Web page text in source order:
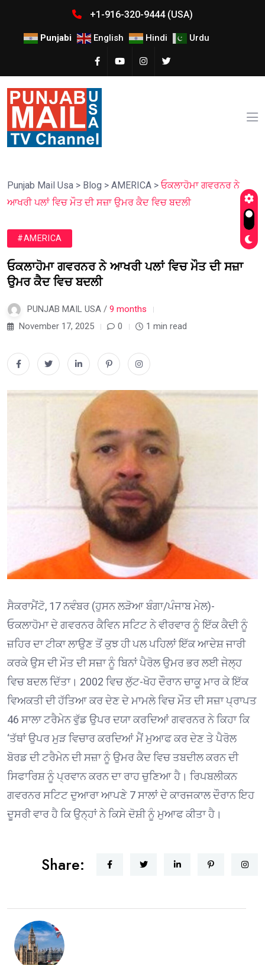
+1-916-320-9444 (USA)
Punjabi English Hindi Urdu
Punjab Mail Usa > Blog > AMERICA > ਓਕਲਾਹੋਮਾ ਗਵਰਨਰ ਨੇ
ਆਖਰੀ ਪਲਾਂ ਵਿਚ ਮੌਤ ਦੀ ਸਜ਼ਾ ਉਮਰ ਕੈਦ ਵਿਚ ਬਦਲੀ
#AMERICA
ਓਕਲਾਹੋਮਾ ਗਵਰਨਰ ਨੇ ਆਖਰੀ ਪਲਾਂ ਵਿਚ ਮੌਤ ਦੀ ਸਜ਼ਾ
ਉਮਰ ਕੈਦ ਵਿਚ ਬਦਲੀ
PUNJAB MAIL USA / 9 months
November 17, 2025
0 1 min read
ਸੈਕਰਾਮੈਂਟੋ, 17 ਨਵੰਬਰ (ਹੁਸਨ ਲੜੋਆ ਬੰਗਾ/ਪੰਜਾਬ ਮੇਲ)-
ਓਕਲਾਹੋਮਾ ਦੇ ਗਵਰਨਰ ਕੈਵਿਨ ਸਟਿਟ ਨੇ ਵੀਰਵਾਰ ਨੂੰ ਇੱਕ ਕੈਦੀ ਨੂੰ
ਜ਼ਹਿਰ ਦਾ ਟੀਕਾ ਲਾਉਣ ਤੋਂ ਕੁਝ ਹੀ ਪਲ ਪਹਿਲਾਂ ਇੱਕ ਆਦੇਸ਼ ਜਾਰੀ
ਕਰਕੇ ਉਸ ਦੀ ਮੌਤ ਦੀ ਸਜ਼ਾ ਨੂੰ ਬਿਨਾਂ ਪੈਰੋਲ ਉਮਰ ਭਰ ਲਈ ਜੇਲ੍ਹ
ਵਿਚ ਬਦਲ ਦਿੱਤਾ। 2002 ਵਿਚ ਲੁੱਟ-ਖੋਹ ਦੌਰਾਨ ਚਾਕੂ ਮਾਰ ਕੇ ਇੱਕ
ਵਿਅਕਤੀ ਦੀ ਹੱਤਿਆ ਕਰ ਦੇਣ ਦੇ ਮਾਮਲੇ ਵਿਚ ਮੌਤ ਦੀ ਸਜ਼ਾ ਪ੍ਰਾਪਤ
46 ਸਾਲਾ ਟਰੈਮੇਨ ਵੁੱਡ ਉਪਰ ਦਯਾ ਕਰਦਿਆਂ ਗਵਰਨਰ ਨੇ ਕਿਹਾ ਕਿ
‘ਤੱਥਾਂ ਉਪਰ ਮੁੜ ਵਿਚਾਰ ਕਰਦਿਆਂ ਮੈਂ ਮੁਆਫ ਕਰ ਦੇਣ ਤੇ ਪੈਰੋਲ
ਬੋਰਡ ਦੀ ਟਰੈਮੇਨ ਦੀ ਸਜ਼ਾ ਨੂੰ ਉਮਰ ਕੈਦ ਵਿਚ ਤਬਦੀਲ ਕਰਨ ਦੀ
ਸਿਫਾਰਿਸ਼ ਨੂੰ ਪ੍ਰਵਾਨ ਕਰਨ ਦਾ ਰਾਹ ਚੁਣਿਆ ਹੈ। ਰਿਪਬਲੀਕਨ
ਗਵਰਨਰ ਸਟਿਟ ਦੁਆਰਾ ਆਪਣੇ 7 ਸਾਲਾਂ ਦੇ ਕਾਰਜਕਾਲ ਦੌਰਾਨ ਇਹ
ਦੂਸਰੀ ਵਾਰ ਹੈ ਕਿ ਉਨ੍ਹਾਂ ਨੇ ਕਿਸੇ ਦੋਸ਼ੀ ਨੂੰ ਮੁਆਫ ਕੀਤਾ ਹੈ।
Share: